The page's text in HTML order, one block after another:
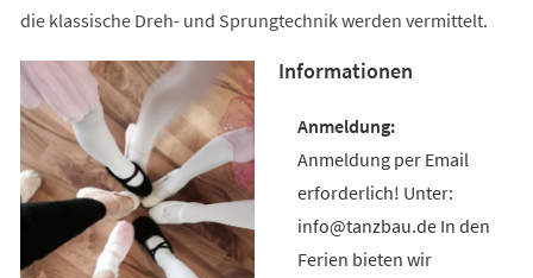
die klassische Dreh- und Sprungtechnik werden vermittelt.
Informationen
Anmeldung per Email
erforderlich! Unter:
info@tanzbau.de In den
Ferien bieten wir